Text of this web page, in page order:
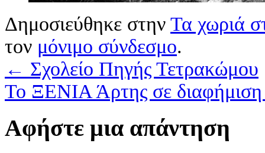
Δημοσιεύθηκε στην Τα χωριά
τον μόνιμο σύνδεσμο.
← Σχολείο Πηγής Τετρακώμου
Το ΞΕΝΙΑ Άρτης σε
Αφήστε μια απάντηση